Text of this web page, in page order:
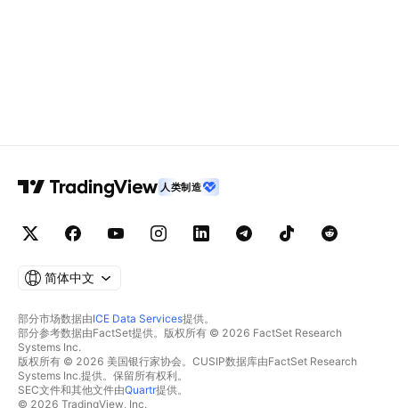
人类制造
简体中文
部分市场数据由ICE Data Services提供。
部分参考数据由FactSet提供。版权所有 © 2026 FactSet Research
Systems Inc.
版权所有 © 2026 美国银行家协会。CUSIP数据库由FactSet Research
Systems Inc.提供。保留所有权利。
SEC文件和其他文件由Quartr提供。
© 2026 TradingView, Inc.